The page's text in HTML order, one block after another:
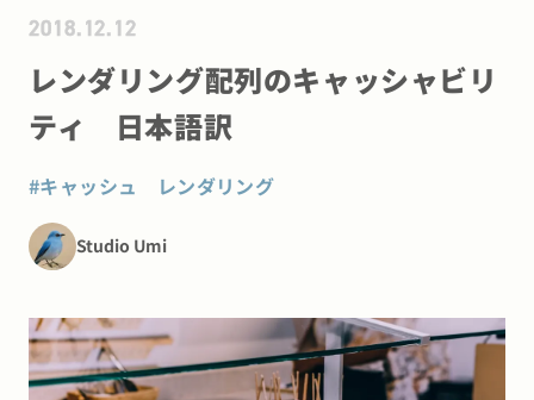
2018.12.12
レンダリング配列のキャッシャビリ
ティ 日本語訳
#キャッシュ レンダリング
Studio Umi